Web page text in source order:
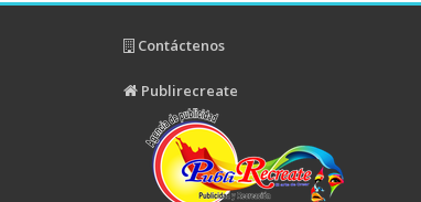
Contáctenos
Publirecreate